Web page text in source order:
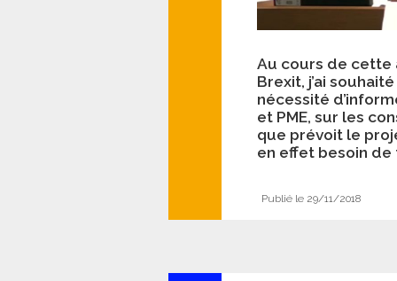
Au cours de cette
Brexit, j’ai
nécessité
et PME, sur les
que prévoit le
en effet besoin
Publié le 29/11/2018